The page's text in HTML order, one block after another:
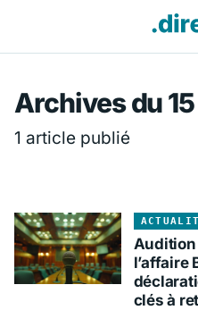
Archives du
1 article publié
Audition
l’affaire
clés à